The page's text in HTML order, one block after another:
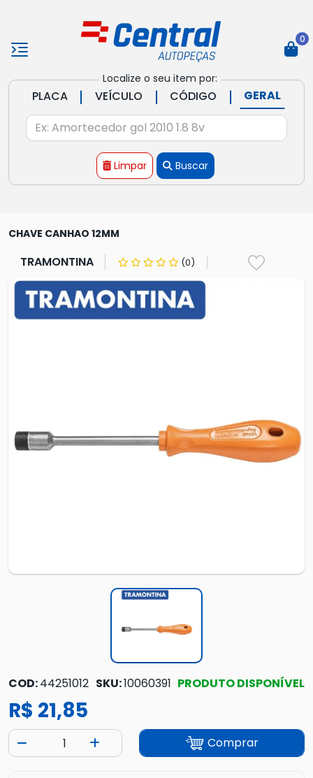
Localize o seu item por:
PLACA | VEÍCULO | CÓDIGO | GERAL
Limpar Buscar
0
CHAVE CANHAO 12MM
TRAMONTINA (0)
COD:44251012 SKU:10060391 PRODUTO DISPONÍVEL
R$ 21,85
Comprar